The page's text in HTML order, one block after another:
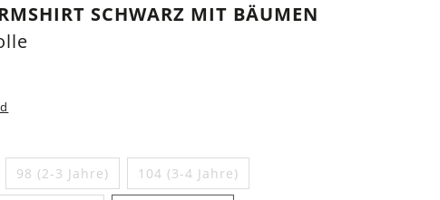
SCHWARZ MIT BÄUMEN
98 (2-3 Jahre) 104 (3-4 Jahre)